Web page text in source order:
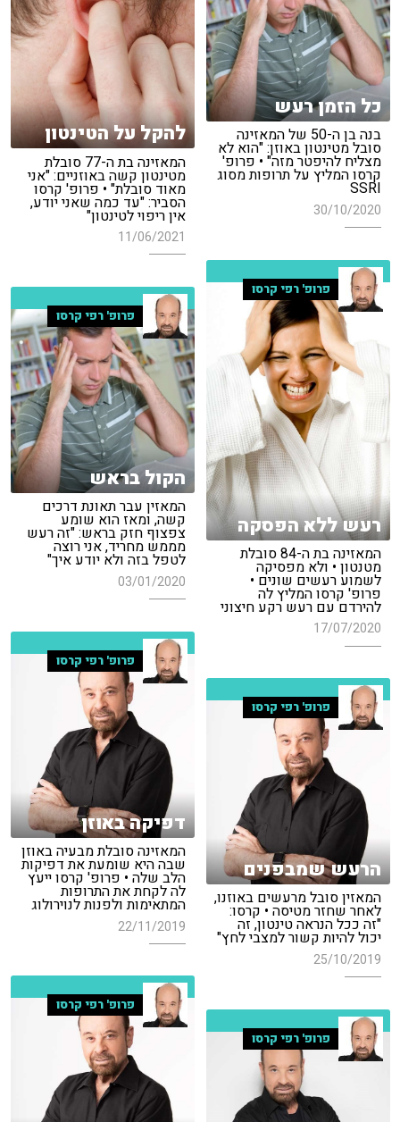
להקל על הטינטון
המאזינה בת ה-77 סובלת
מטינטון קשה באוזניים: "אני
מאוד סובלת" • פרופ' קרסו
הסביר: "עד כמה שאני יודע,
אין ריפוי לטינטון"
11/06/2021
כל הזמן רעש
בנה בן ה-50 של המאזינה
סובל מטינטון באוזן: "הוא לא
מצליח להיפטר מזה" • פרופ'
קרסו המליץ על תרופות מסוג
SSRI
30/10/2020
פרופ' רפי קרסו
רעש ללא הפסקה
המאזינה בת ה-84 סובלת
מטנטון • ולא מפסיקה
לשמוע רעשים שונים •
פרופ' קרסו המליץ לה
להירדם עם רעש רקע חיצוני
17/07/2020
פרופ' רפי קרסו
הקול בראש
המאזין עבר תאונת דרכים
קשה, ומאז הוא שומע
צפצוף חזק בראש: "זה רעש
מממש מחריד, אני רוצה
לטפל בזה ולא יודע איך"
03/01/2020
פרופ' רפי קרסו
דפיקה באוזן
המאזינה סובלת מבעיה באוזן
שבה היא שומעת את דפיקות
הלב שלה • פרופ' קרסו ייעץ
לה לקחת את התרופות
המתאימות ולפנות לנוירולוג
22/11/2019
פרופ' רפי קרסו
הרעש שמבפנים
המאזין סובל מרעשים באוזנו,
לאחר שחזר מטיסה • קרסו:
"זה ככל הנראה טינטון, זה
יכול להיות קשור למצבי לחץ"
25/10/2019
פרופ' רפי קרסו
פרופ' רפי קרסו